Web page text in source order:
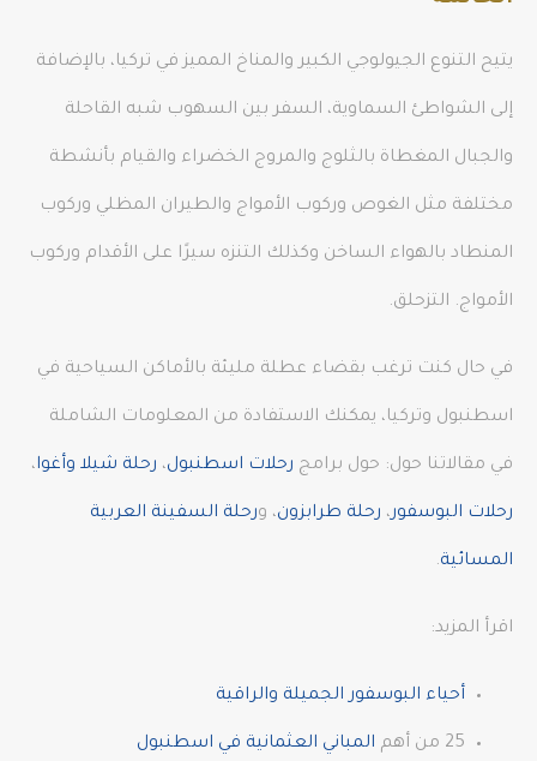
يتيح التنوع الجيولوجي الكبير والمناخ المميز في تركيا، بالإضافة
إلى الشواطئ السماوية، السفر بين السهوب شبه القاحلة
والجبال المغطاة بالثلوج والمروج الخضراء والقيام بأنشطة
مختلفة مثل الغوص وركوب الأمواج والطيران المظلي وركوب
المنطاد بالهواء الساخن وكذلك التنزه سيرًا على الأقدام وركوب
الأمواج. التزحلق.
في حال كنت ترغب بقضاء عطلة مليئة بالأماكن السياحية في
اسطنبول وتركيا، يمكنك الاستفادة من المعلومات الشاملة
في مقالاتنا حول: حول برامج رحلات اسطنبول، رحلة شيلا وأغوا،
رحلات البوسفور، رحلة طرابزون، ورحلة السفينة العربية
المسائية.
اقرأ المزيد:
أحياء البوسفور الجميلة والراقية
25 من أهم المباني العثمانية في اسطنبول